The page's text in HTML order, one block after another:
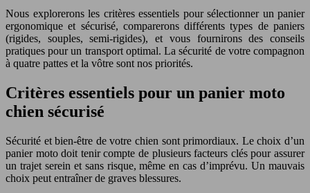
Nous explorerons les critères essentiels pour sélectionner un panier
ergonomique et sécurisé, comparerons différents types de paniers
(rigides, souples, semi-rigides), et vous fournirons des conseils
pratiques pour un transport optimal. La sécurité de votre compagnon
à quatre pattes et la vôtre sont nos priorités.
Critères essentiels pour un panier moto
chien sécurisé
Sécurité et bien-être de votre chien sont primordiaux. Le choix d’un
panier moto doit tenir compte de plusieurs facteurs clés pour assurer
un trajet serein et sans risque, même en cas d’imprévu. Un mauvais
choix peut entraîner de graves blessures.